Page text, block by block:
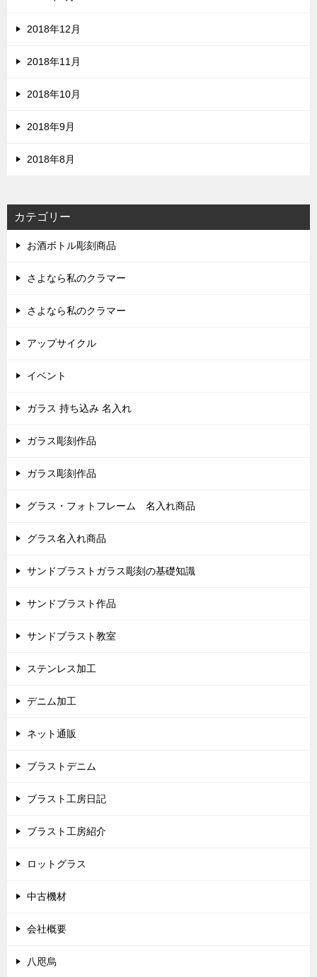
2018年12月
2018年11月
2018年10月
2018年9月
2018年8月
カテゴリー
お酒ボトル彫刻商品
さよなら私のクラマー
さよなら私のクラマー
アップサイクル
イベント
ガラス 持ち込み 名入れ
ガラス彫刻作品
ガラス彫刻作品
グラス・フォトフレーム 名入れ商品
グラス名入れ商品
サンドブラストガラス彫刻の基礎知識
サンドブラスト作品
サンドブラスト教室
ステンレス加工
デニム加工
ネット通販
ブラストデニム
ブラスト工房日記
ブラスト工房紹介
ロットグラス
中古機材
会社概要
八咫烏